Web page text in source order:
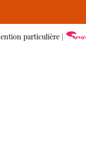
particulière |